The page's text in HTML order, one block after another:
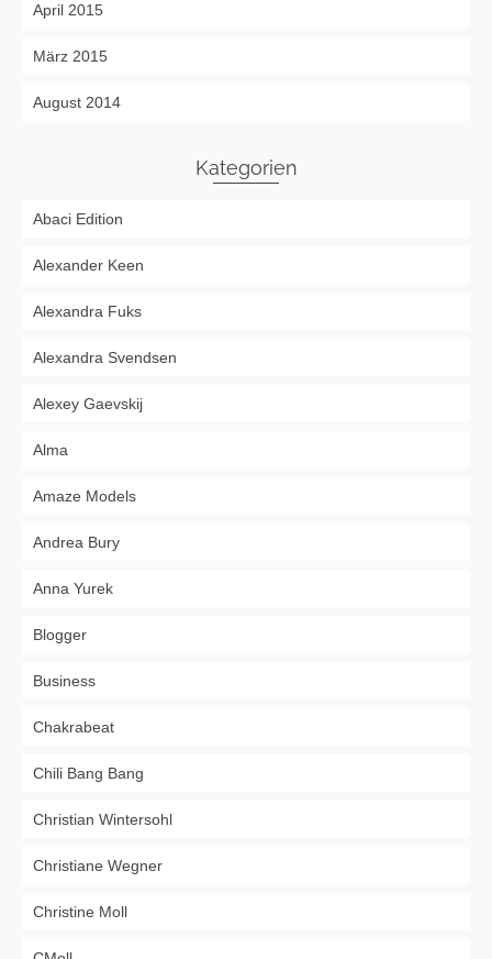
April 2015
März 2015
August 2014
Kategorien
Abaci Edition
Alexander Keen
Alexandra Fuks
Alexandra Svendsen
Alexey Gaevskij
Alma
Amaze Models
Andrea Bury
Anna Yurek
Blogger
Business
Chakrabeat
Chili Bang Bang
Christian Wintersohl
Christiane Wegner
Christine Moll